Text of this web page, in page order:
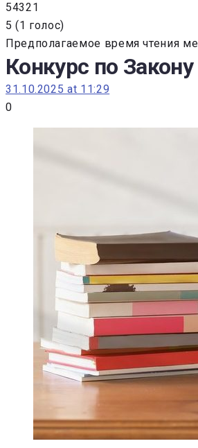
54321
5 (1 голос)
Предполагаемое время чтения
Конкурс по
31.10.2025 at 11:29
0